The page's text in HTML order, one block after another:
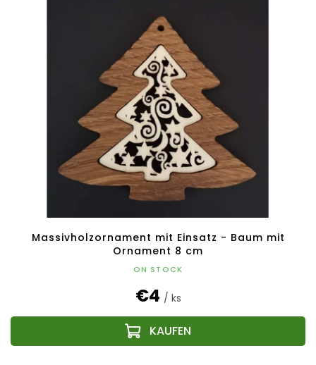
Massivholzornament mit Einsatz - Baum mit
Ornament 8 cm
ON STOCK
€4 / ks